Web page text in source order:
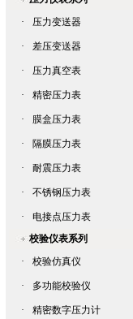
·
压力变送器
· 差压变送器
· 压力真空表
· 精密压力表
· 膜盒压力表
· 隔膜压力表
· 耐震压力表
· 不锈钢压力表
·
电接点压力表
校验仪表系列
·
校验仿真仪
· 多功能校验仪
· 精密数字压力计